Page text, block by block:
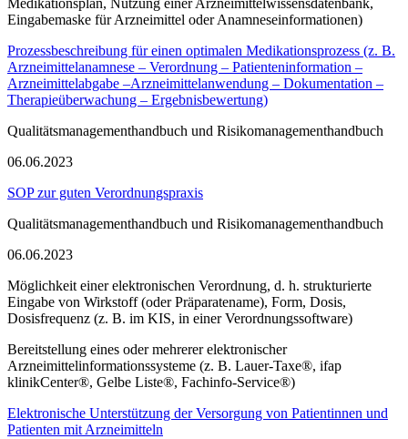
Medikationsplan, Nutzung einer Arzneimittelwissensdatenbank,
Eingabemaske für Arzneimittel oder Anamneseinformationen)
Prozessbeschreibung für einen optimalen Medikationsprozess (z. B.
Arzneimittelanamnese – Verordnung – Patienteninformation –
Arzneimittelabgabe –Arzneimittelanwendung – Dokumentation –
Therapieüberwachung – Ergebnisbewertung)
Qualitätsmanagementhandbuch und Risikomanagementhandbuch
06.06.2023
SOP zur guten Verordnungspraxis
Qualitätsmanagementhandbuch und Risikomanagementhandbuch
06.06.2023
Möglichkeit einer elektronischen Verordnung, d. h. strukturierte
Eingabe von Wirkstoff (oder Präparatename), Form, Dosis,
Dosisfrequenz (z. B. im KIS, in einer Verordnungssoftware)
Bereitstellung eines oder mehrerer elektronischer
Arzneimittelinformationssysteme (z. B. Lauer-Taxe®, ifap
klinikCenter®, Gelbe Liste®, Fachinfo-Service®)
Elektronische Unterstützung der Versorgung von Patientinnen und
Patienten mit Arzneimitteln